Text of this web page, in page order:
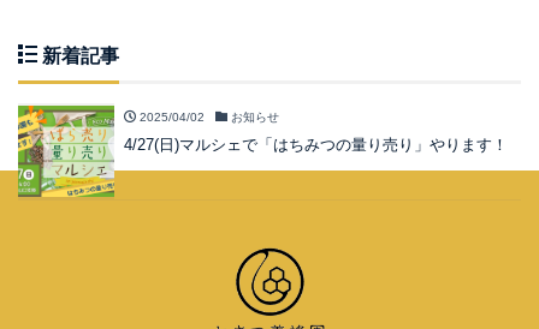
新着記事
2025/04/02 お知らせ
4/27(日)マルシェで「はちみつの量り売り」やります！